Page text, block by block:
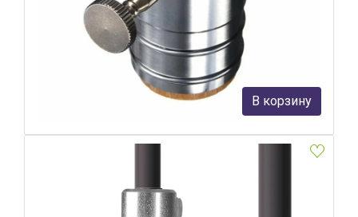
Декоративный патрон LOFT IT Edison Bulb LD4002-7
В корзину